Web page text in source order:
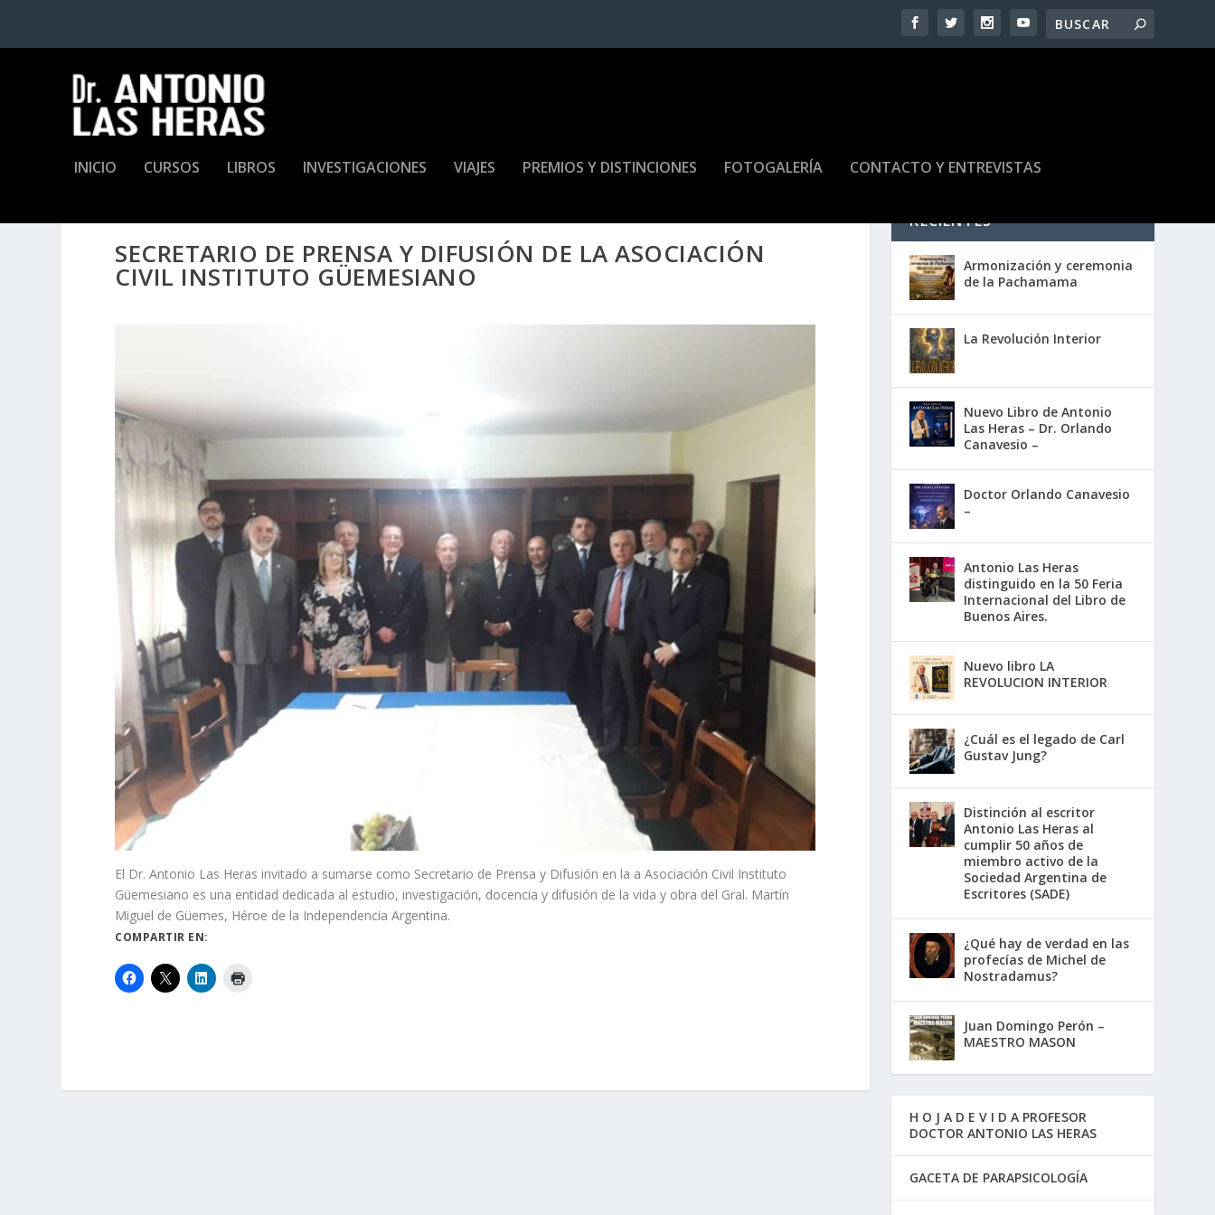
INICIO CURSOS LIBROS INVESTIGACIONES VIAJES PREMIOS Y DISTINCIONES FOTOGALERÍA CONTACTO Y ENTREVISTAS
SECRETARIO DE PRENSA Y DIFUSIÓN DE LA ASOCIACIÓN
CIVIL INSTITUTO GÜEMESIANO
El Dr. Antonio Las Heras invitado a sumarse como Secretario de Prensa y Difusión en la a Asociación Civil Instituto
Güemesiano es una entidad dedicada al estudio, investigación, docencia y difusión de la vida y obra del Gral. Martín
Miguel de Güemes, Héroe de la Independencia Argentina.
COMPARTIR EN:
RECIENTES
Armonización y ceremonia
de la Pachamama
La Revolución Interior
Nuevo Libro de Antonio
Las Heras – Dr. Orlando
Canavesio –
Doctor Orlando Canavesio
–
Antonio Las Heras
distinguido en la 50 Feria
Internacional del Libro de
Buenos Aires.
Nuevo libro LA
REVOLUCION INTERIOR
¿Cuál es el legado de Carl
Gustav Jung?
Distinción al escritor
Antonio Las Heras al
cumplir 50 años de
miembro activo de la
Sociedad Argentina de
Escritores (SADE)
¿Qué hay de verdad en las
profecías de Michel de
Nostradamus?
Juan Domingo Perón –
MAESTRO MASON
H O J A D E V I D A PROFESOR
DOCTOR ANTONIO LAS HERAS
GACETA DE PARAPSICOLOGÍA